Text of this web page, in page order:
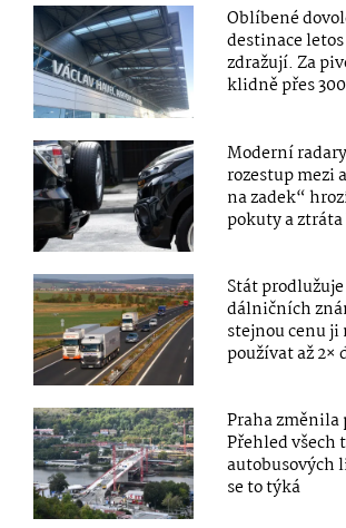
Oblíbené
destinace
zdražují. Za
klidně přes
Moderní
rozestup mezi
na zadek“
pokuty a
Stát
dálničních
stejnou cenu ji
používat až 2×
Praha změnila
Přehled všech
autobusových
se to týká